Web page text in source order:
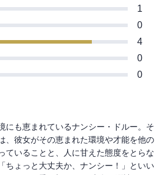
1
0
4
0
0
にも恵まれているナンシー・ドルー。そ
、彼女がその恵まれた環境や才能を他の
ていることと、人に甘えた態度をとらな
ちょっと大丈夫か、ナンシー！」といい